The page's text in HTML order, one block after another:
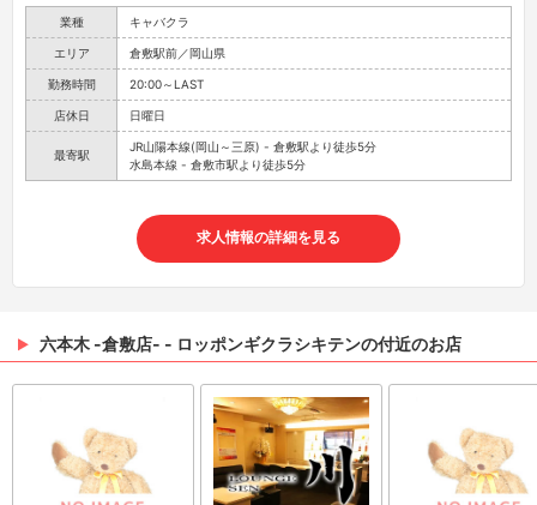
業種 キャバクラ
エリア 倉敷駅前／岡山県
勤務時間 20:00～LAST
店休日 日曜日
最寄駅
JR山陽本線(岡山～三原) - 倉敷駅より徒歩5分
水島本線 - 倉敷市駅より徒歩5分
求人情報の詳細を見る
六本木 -倉敷店- - ロッポンギクラシキテンの付近のお店